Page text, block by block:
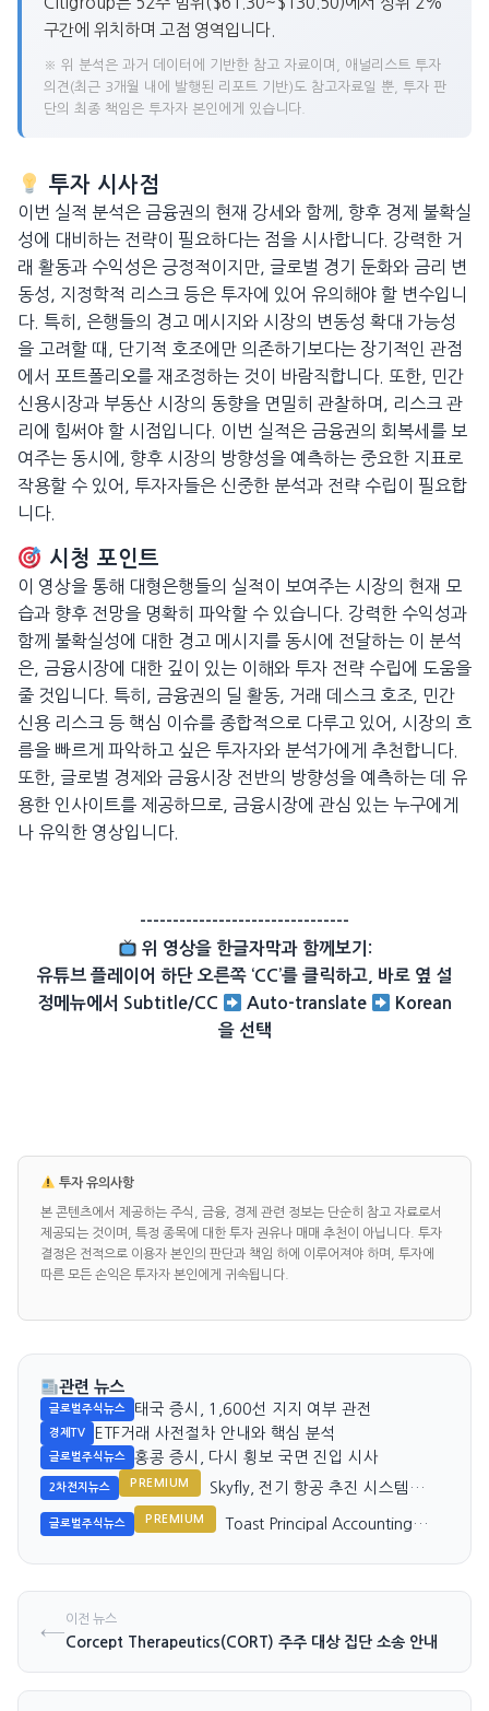
구간에 위치하며 고점 영역입니다.
※ 위 분석은 과거 데이터에 기반한 참고 자료이며, 애널리스트 투자
의견(최근 3개월 내에 발행된 리포트 기반)도 참고자료일 뿐, 투자 판
단의 최종 책임은 투자자 본인에게 있습니다.
투자 시사점
이번 실적 분석은 금융권의 현재 강세와 함께, 향후 경제 불확실
성에 대비하는 전략이 필요하다는 점을 시사합니다. 강력한 거
래 활동과 수익성은 긍정적이지만, 글로벌 경기 둔화와 금리 변
동성, 지정학적 리스크 등은 투자에 있어 유의해야 할 변수입니
다. 특히, 은행들의 경고 메시지와 시장의 변동성 확대 가능성
을 고려할 때, 단기적 호조에만 의존하기보다는 장기적인 관점
에서 포트폴리오를 재조정하는 것이 바람직합니다. 또한, 민간
신용시장과 부동산 시장의 동향을 면밀히 관찰하며, 리스크 관
리에 힘써야 할 시점입니다. 이번 실적은 금융권의 회복세를 보
여주는 동시에, 향후 시장의 방향성을 예측하는 중요한 지표로
작용할 수 있어, 투자자들은 신중한 분석과 전략 수립이 필요합
니다.
시청 포인트
이 영상을 통해 대형은행들의 실적이 보여주는 시장의 현재 모
습과 향후 전망을 명확히 파악할 수 있습니다. 강력한 수익성과
함께 불확실성에 대한 경고 메시지를 동시에 전달하는 이 분석
은, 금융시장에 대한 깊이 있는 이해와 투자 전략 수립에 도움을
줄 것입니다. 특히, 금융권의 딜 활동, 거래 데스크 호조, 민간
신용 리스크 등 핵심 이슈를 종합적으로 다루고 있어, 시장의 흐
름을 빠르게 파악하고 싶은 투자자와 분석가에게 추천합니다.
또한, 글로벌 경제와 금융시장 전반의 방향성을 예측하는 데 유
용한 인사이트를 제공하므로, 금융시장에 관심 있는 누구에게
나 유익한 영상입니다.
--------------------------------
위 영상을 한글자막과 함께보기:
유튜브 플레이어 하단 오른쪽 ‘CC’를 클릭하고, 바로 옆 설
정메뉴에서 Subtitle/CC
Auto-translate
Korean
을 선택
투자 유의사항
본 콘텐츠에서 제공하는 주식, 금융, 경제 관련 정보는 단순히 참고 자료로서
제공되는 것이며, 특정 종목에 대한 투자 권유나 매매 추천이 아닙니다. 투자
결정은 전적으로 이용자 본인의 판단과 책임 하에 이루어져야 하며, 투자에
따른 모든 손익은 투자자 본인에게 귀속됩니다.
관련 뉴스
글로벌주식뉴스 태국 증시, 1,600선 지지 여부 관전
경제TV ETF거래 사전절차 안내와 핵심 분석
글로벌주식뉴스 홍콩 증시, 다시 횡보 국면 진입 시사
2차전지뉴스 PREMIUM
Skyfly, 전기 항공 추진 시스템
OEM 공급 확대
글로벌주식뉴스 PREMIUM
Toast Principal Accounting
시선은?
←이전 뉴스
Corcept Therapeutics(CORT) 주주 대상 집단 소송 안내